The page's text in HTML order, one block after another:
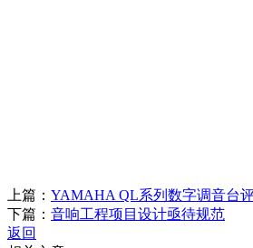
上篇： YAMAHA QL系列数字调音台
下篇： 音响工程项目设计亟待规范
返回